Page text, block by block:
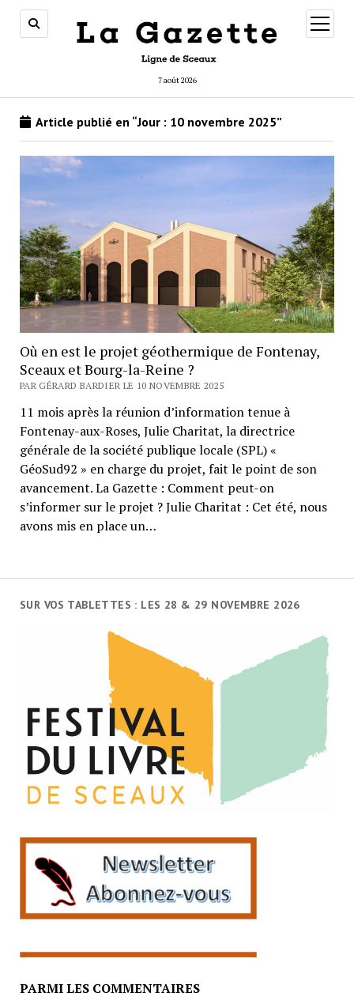
7 août 2026
ouvrir
menu
SUR VOS TABLETTES : LES 28 & 29 NOVEMBRE 2026
PARMI LES COMMENTAIRES
Article publié en “Jour : 10 novembre 2025”
Où en est le projet géothermique de Fontenay,
Sceaux et Bourg-la-Reine ?
PAR GÉRARD BARDIER LE 10 NOVEMBRE 2025
11 mois après la réunion d’information tenue à
Fontenay-aux-Roses, Julie Charitat, la directrice
générale de la société publique locale (SPL) «
GéoSud92 » en charge du projet, fait le point de son
avancement. La Gazette : Comment peut-on
s’informer sur le projet ? Julie Charitat : Cet été, nous
avons mis en place un…